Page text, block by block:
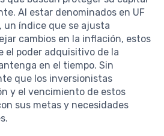
Al estar denominados en UF
un índice que se ajusta
cambios en la inflación, estos
el poder adquisitivo de la
en el tiempo. Sin
que los inversionistas
y el vencimiento de estos
sus metas y necesidades